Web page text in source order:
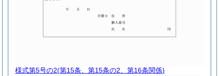
様式第5号の2(第15条、第15条の2、第16条関係)